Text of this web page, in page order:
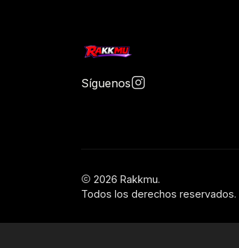
Síguenos
2026 Rakkmu.
Todos los derechos reservados.